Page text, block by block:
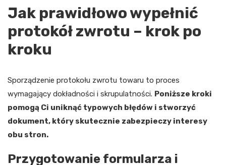
Jak prawidłowo wypełnić
protokół zwrotu – krok po
kroku
Sporządzenie protokołu zwrotu towaru to proces
wymagający dokładności i skrupulatności. Poniższe kroki
pomogą Ci uniknąć typowych błędów i stworzyć
dokument, który skutecznie zabezpieczy interesy
obu stron.
Przygotowanie formularza i